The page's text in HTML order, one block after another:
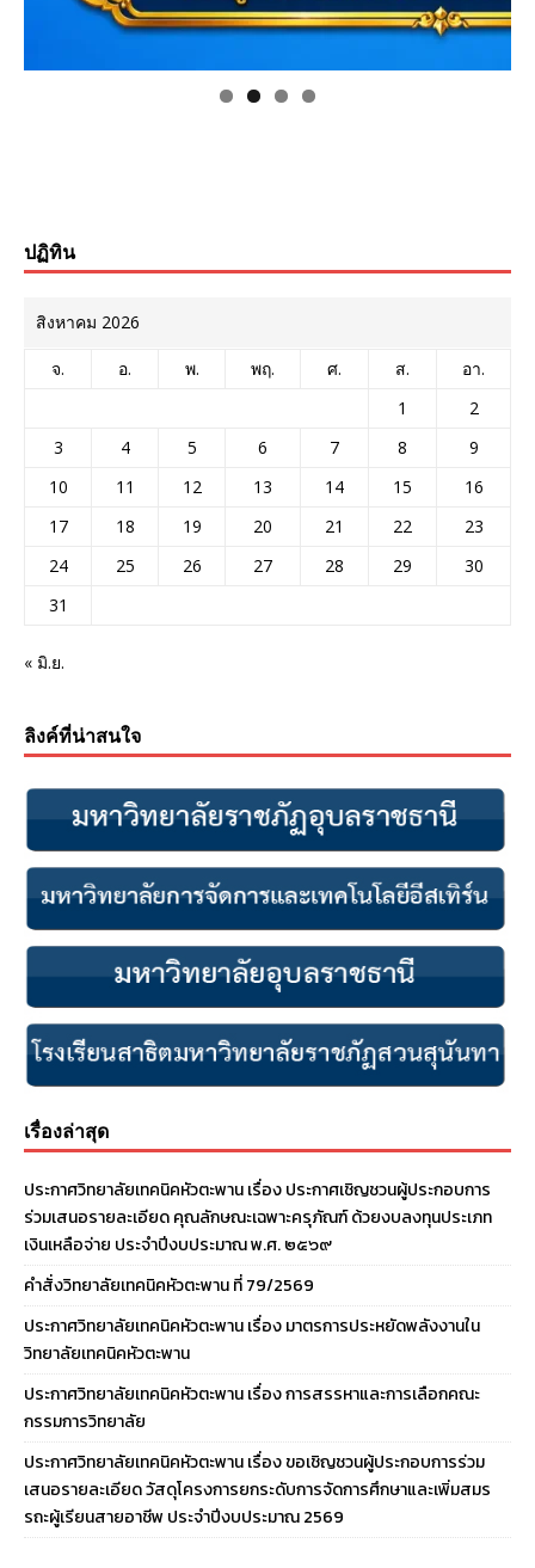
ปฏิทิน
สิงหาคม 2026
จ. อ. พ. พฤ. ศ. ส.
อา.
1
2
3
4 5 6 7 8
9
10
11 12 13 14 15
16
17
18 19 20 21 22
23
24
25 26 27 28 29
30
31
« มิ.ย.
ลิงค์ที่น่าสนใจ
เรื่องล่าสุด
ประกาศวิทยาลัยเทคนิคหัวตะพาน เรื่อง ประกาศเชิญชวนผู้ประกอบการ
ร่วมเสนอรายละเอียด คุณลักษณะเฉพาะครุภัณฑ์ ด้วยงบลงทุนประเภท
เงินเหลือจ่าย ประจําปีงบประมาณ พ.ศ. ๒๕๖๙
คำสั่งวิทยาลัยเทคนิคหัวตะพาน ที่ 79/2569
ประกาศวิทยาลัยเทคนิคหัวตะพาน เรื่อง มาตรการประหยัดพลังงานใน
วิทยาลัยเทคนิคหัวตะพาน
ประกาศวิทยาลัยเทคนิคหัวตะพาน เรื่อง การสรรหาและการเลือกคณะ
กรรมการวิทยาลัย
ประกาศวิทยาลัยเทคนิคหัวตะพาน เรื่อง ขอเชิญชวนผู้ประกอบการร่วม
เสนอรายละเอียด วัสดุโครงการยกระดับการจัดการศึกษาและเพิ่มสมร
รถะผู้เรียนสายอาชีพ ประจำปีงบประมาณ 2569